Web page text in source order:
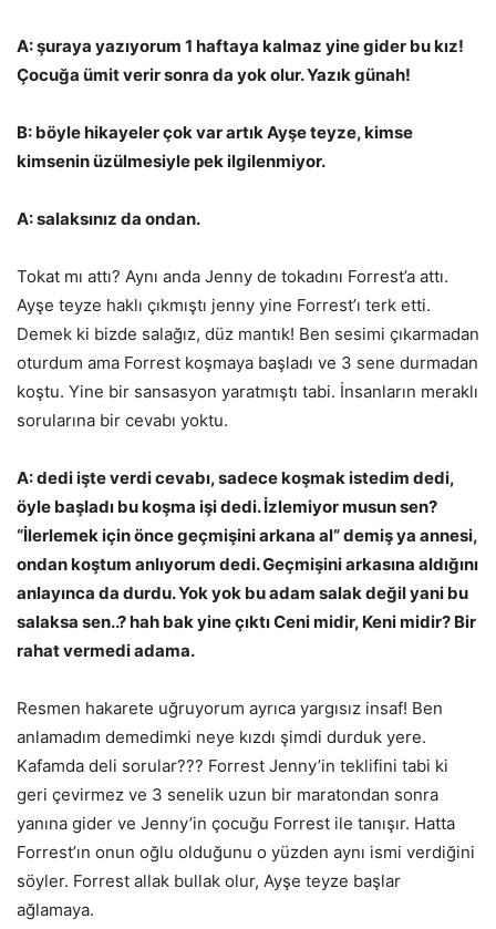
A: şuraya yazıyorum 1 haftaya kalmaz yine gider bu kız!
Çocuğa ümit verir sonra da yok olur. Yazık günah!
B: böyle hikayeler çok var artık Ayşe teyze, kimse
kimsenin üzülmesiyle pek ilgilenmiyor.
A: salaksınız da ondan.
Tokat mı attı? Aynı anda Jenny de tokadını Forrest’a attı.
Ayşe teyze haklı çıkmıştı jenny yine Forrest’ı terk etti.
Demek ki bizde salağız, düz mantık! Ben sesimi çıkarmadan
oturdum ama Forrest koşmaya başladı ve 3 sene durmadan
koştu. Yine bir sansasyon yaratmıştı tabi. İnsanların meraklı
sorularına bir cevabı yoktu.
A: dedi işte verdi cevabı, sadece koşmak istedim dedi,
öyle başladı bu koşma işi dedi. İzlemiyor musun sen?
“İlerlemek için önce geçmişini arkana al” demiş ya annesi,
ondan koştum anlıyorum dedi. Geçmişini arkasına aldığını
anlayınca da durdu. Yok yok bu adam salak değil yani bu
salaksa sen..? hah bak yine çıktı Ceni midir, Keni midir? Bir
rahat vermedi adama.
Resmen hakarete uğruyorum ayrıca yargısız insaf! Ben
anlamadım demedimki neye kızdı şimdi durduk yere.
Kafamda deli sorular??? Forrest Jenny’in teklifini tabi ki
geri çevirmez ve 3 senelik uzun bir maratondan sonra
yanına gider ve Jenny’in çocuğu Forrest ile tanışır. Hatta
Forrest’ın onun oğlu olduğunu o yüzden aynı ismi verdiğini
söyler. Forrest allak bullak olur, Ayşe teyze başlar
ağlamaya.